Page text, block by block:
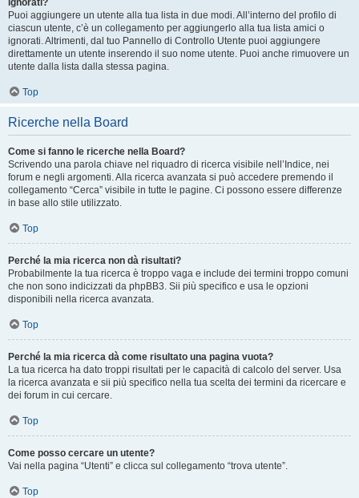
ignorati?
Puoi aggiungere un utente alla tua lista in due modi. All’interno del profilo di
ciascun utente, c’è un collegamento per aggiungerlo alla tua lista amici o
ignorati. Altrimenti, dal tuo Pannello di Controllo Utente puoi aggiungere
direttamente un utente inserendo il suo nome utente. Puoi anche rimuovere un
utente dalla lista dalla stessa pagina.
Top
Ricerche nella Board
Come si fanno le ricerche nella Board?
Scrivendo una parola chiave nel riquadro di ricerca visibile nell’Indice, nei
forum e negli argomenti. Alla ricerca avanzata si può accedere premendo il
collegamento “Cerca” visibile in tutte le pagine. Ci possono essere differenze
in base allo stile utilizzato.
Top
Perché la mia ricerca non dà risultati?
Probabilmente la tua ricerca è troppo vaga e include dei termini troppo comuni
che non sono indicizzati da phpBB3. Sii più specifico e usa le opzioni
disponibili nella ricerca avanzata.
Top
Perché la mia ricerca dà come risultato una pagina vuota?
La tua ricerca ha dato troppi risultati per le capacità di calcolo del server. Usa
la ricerca avanzata e sii più specifico nella tua scelta dei termini da ricercare e
dei forum in cui cercare.
Top
Come posso cercare un utente?
Vai nella pagina “Utenti” e clicca sul collegamento “trova utente”.
Top